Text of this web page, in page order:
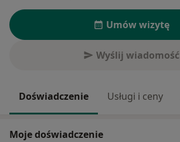
Umów wizytę
Wyślij wiadomość
Doświadczenie Usługi i ceny
Moje doświadczenie